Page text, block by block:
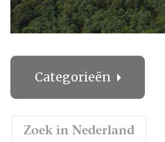
Categorieën
Zoek in Nederland